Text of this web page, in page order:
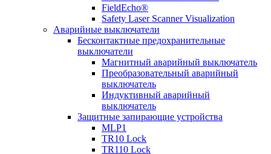
FieldEcho®
Safety Laser Scanner Visualization
Аварийные выключатели
Бесконтактные предохранительные
выключатели
Магнитный аварийный выключатель
Преобразовательный аварийный
выключатель
Индуктивный аварийный
выключатель
Защитные запирающие устройства
MLP1
TR10 Lock
TR110 Lock